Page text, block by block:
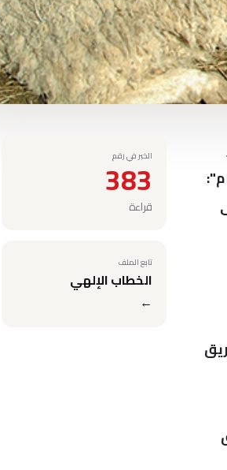
الخبر في رقم
383
قراءة
تابع الملف
الخطاب الإلهي
←